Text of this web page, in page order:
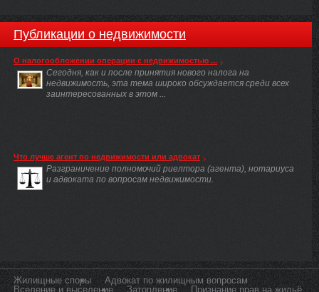
Публикации о недвижимости
О налогообложении операции с недвижимостью ...
Сегодня, как и после принятия нового налога на
недвижимость, эта тема широко обсуждается среди всех
заинтересованных в этом ...
Что лучше агент по недвижимости или адвокат
Разграничение полномочий риелтора (агента), нотариуса
и адвоката по вопросам недвижимости.
Жилищные споры
Адвокат по жилищным вопросам
Вселение и выселение
Затопление Признание прав на жильё